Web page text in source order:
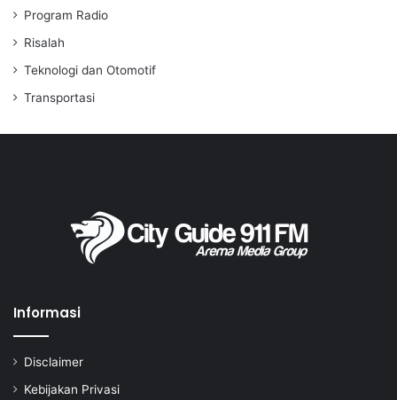
Program Radio
Risalah
Teknologi dan Otomotif
Transportasi
Informasi
Disclaimer
Kebijakan Privasi